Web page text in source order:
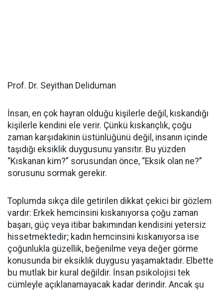
Prof. Dr. Seyithan Deliduman
İnsan, en çok hayran olduğu kişilerle değil, kıskandığı
kişilerle kendini ele verir. Çünkü kıskançlık, çoğu
zaman karşıdakinin üstünlüğünü değil, insanın içinde
taşıdığı eksiklik duygusunu yansıtır. Bu yüzden
“Kıskanan kim?” sorusundan önce, “Eksik olan ne?”
sorusunu sormak gerekir.
Toplumda sıkça dile getirilen dikkat çekici bir gözlem
vardır: Erkek hemcinsini kıskanıyorsa çoğu zaman
başarı, güç veya itibar bakımından kendisini yetersiz
hissetmektedir; kadın hemcinsini kıskanıyorsa ise
çoğunlukla güzellik, beğenilme veya değer görme
konusunda bir eksiklik duygusu yaşamaktadır. Elbette
bu mutlak bir kural değildir. İnsan psikolojisi tek
cümleyle açıklanamayacak kadar derindir. Ancak şu